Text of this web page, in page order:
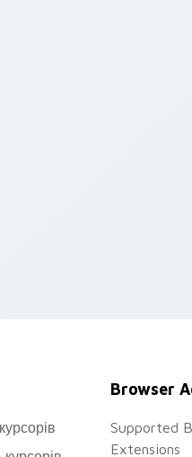
Browser
Supported
Extensions